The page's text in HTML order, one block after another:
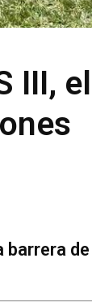
III, el
barrera de